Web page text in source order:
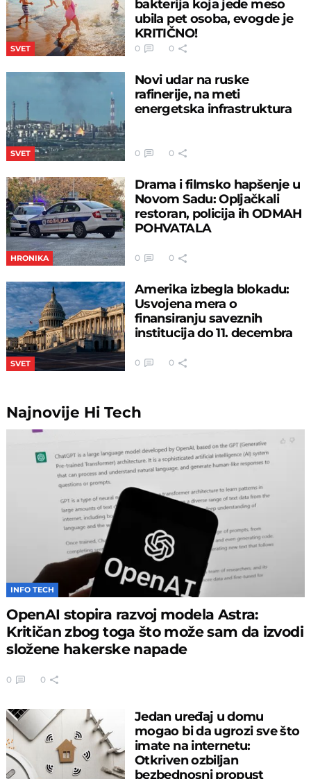
SVET
bakterija koja jede meso
ubila pet osoba, evogde je
KRITIČNO!
0 0
SVET
Novi udar na ruske
rafinerije, na meti
energetska infrastruktura
0 0
HRONIKA
Drama i filmsko hapšenje u
Novom Sadu: Opljačkali
restoran, policija ih ODMAH
POHVATALA
0 0
SVET
Amerika izbegla blokadu:
Usvojena mera o
finansiranju saveznih
institucija do 11. decembra
0 0
Najnovije Hi Tech
INFO TECH
OpenAI stopira razvoj modela Astra:
Kritičan zbog toga što može sam da izvodi
složene hakerske napade
0 0
Jedan uređaj u domu
mogao bi da ugrozi sve što
imate na internetu:
Otkriven ozbiljan
bezbednosni propust